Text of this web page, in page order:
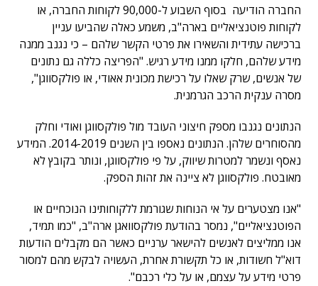
החברה הודיעה בסוף השבוע ל-90,000 לקוחות החברה, או
לקוחות פוטנציאליים בארה"ב, משמע כאלה שהביעו עניין
ברכישה עתידית והשאירו את פרטי הקשר שלהם – כי נגנב ממנה
מידע שלהם, חלקו ממנו מידע רגיש. "הפריצה כללה גם נתונים
של אנשים, שרק שאלו על רכישת מכונית אאודי, או פולקסווגן",
מסרה ענקית הרכב הגרמנית.
הנתונים נגנבו מספק חיצוני העובד מול פולקסווגן ואודי וחלק
מהסוחרים שלהן. הנתונים נאספו בין השנים 2014-2019. המידע
נאסף ונשמר למטרות שיווק, על פי פולקסווגן, ונותר בקובץ לא
מאובטח. פולקסווגן לא ציינה את זהות הספק.
"אנו מצטערים על אי הנוחות שגורמת ללקוחותינו הנוכחיים או
הפוטנציאליים", נמסר בהודעת פולקסוואגן ארה"ב, "כמו תמיד,
אנו ממליצים לאנשים להישאר ערניים כאשר הם מקבלים הודעות
דוא"ל חשודות, או כל תקשורת אחרת, העשויה לבקש מהם למסור
פרטי מידע על עצמם, או על כלי רכבם".